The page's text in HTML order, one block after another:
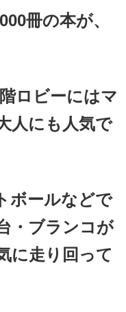
が、
はマ
人にも人気で
ボールなどで
・ブランコが
に走り回って